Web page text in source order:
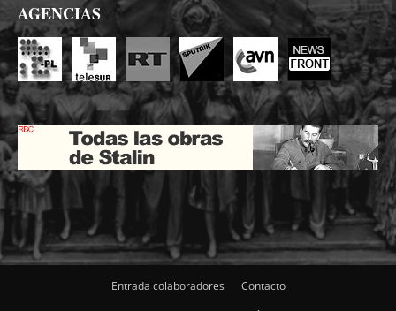
AGENCIAS
Entrada colaboradores Contacto